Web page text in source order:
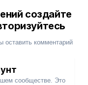
создайте
комментарий
сообществе. Это